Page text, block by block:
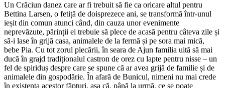
Un Crăciun danez care ar fi trebuit să fie ca oricare altul pentru
Bettina Larsen, o fetiță de doisprezece ani, se transformă într-unul
ieșit din comun atunci când, din cauza unor evenimente
neprevăzute, părinții ei trebuie să plece de acasă pentru câteva zile și
să-i lase în grijă casa, animalele de la fermă și pe sora mai mică,
bebe Pia. Cu tot zorul plecării, în seara de Ajun familia uită să mai
ducă în grajd tradiționalul castron de orez cu lapte pentru nisse – un
fel de spiriduș despre care se spune că ar avea grijă de familie și de
animalele din gospodărie. În afară de Bunicul, nimeni nu mai crede
în existența acestor făpturi, așa că, până la urmă, ce se poate